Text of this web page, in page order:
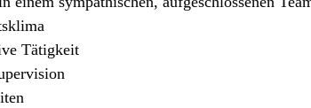
Tätigkeit